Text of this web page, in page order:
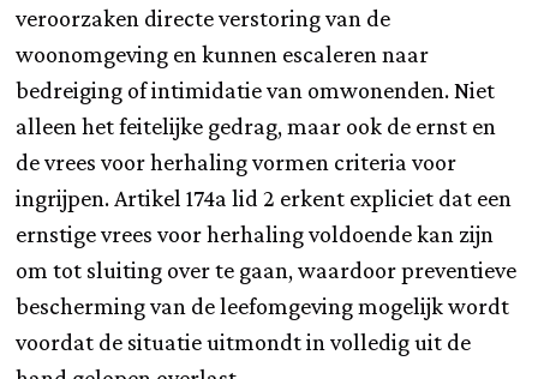
veroorzaken directe verstoring van de
woonomgeving en kunnen escaleren naar
bedreiging of intimidatie van omwonenden. Niet
alleen het feitelijke gedrag, maar ook de ernst en
de vrees voor herhaling vormen criteria voor
ingrijpen. Artikel 174a lid 2 erkent expliciet dat een
ernstige vrees voor herhaling voldoende kan zijn
om tot sluiting over te gaan, waardoor preventieve
bescherming van de leefomgeving mogelijk wordt
voordat de situatie uitmondt in volledig uit de